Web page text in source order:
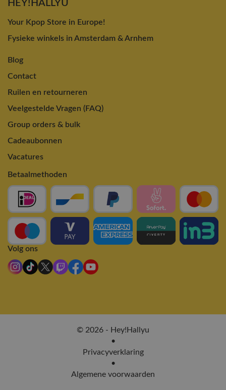
HEY!HALLYU
Your Kpop Store in Europe!
Fysieke winkels in Amsterdam & Arnhem
Blog
Contact
Ruilen en retourneren
Veelgestelde Vragen (FAQ)
Group orders & bulk
Cadeaubonnen
Vacatures
Betaalmethoden
Volg ons
© 2026 - Hey!Hallyu
•
Privacyverklaring
•
Algemene voorwaarden